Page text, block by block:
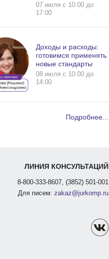
07 июля c 10:00 до
17:00
Доходы и расходы:
готовимся применять
новые стандарты
08 июля c 10:00 до
14:00
Подробнее...
ЛИНИЯ КОНСУЛЬТАЦИЙ
8-800-333-8607, (3852) 501-001
Для писем: zakaz@jurkomp.ru